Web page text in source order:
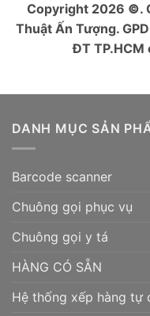
Copyright 2026 ©.
Thuật Ấn Tượng.
ĐT
DANH MỤC SẢN
Barcode scanner
Chuông gọi phục vụ
Chuông gọi y tá
HÀNG CÓ SẴN
Hệ thống xếp hàng tự